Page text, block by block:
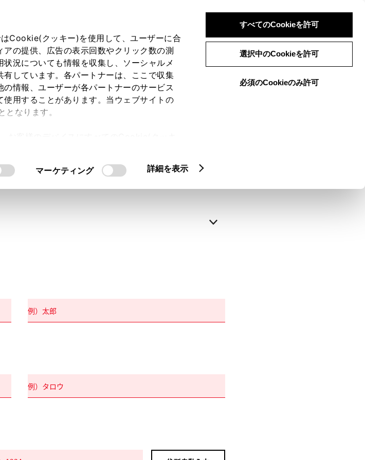
Cookie(クッキー)を使用して、ユーザーに合
の提供、広告の表示回数やクリック数の測
況についても情報を収集し、ソーシャルメ
しています。各パートナーは、ここで収集
情報、ユーザーが各パートナーのサービス
用することがあります。当ウェブサイトの
なります。
マーケティング 詳細を表示
すべてのCookieを許可
選択中のCookieを許可
必須のCookieのみ許可
入力内容のご確認
ログインして自動入力